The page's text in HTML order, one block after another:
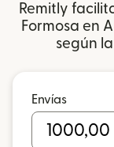
Remitly
Formosa en
según
Envías